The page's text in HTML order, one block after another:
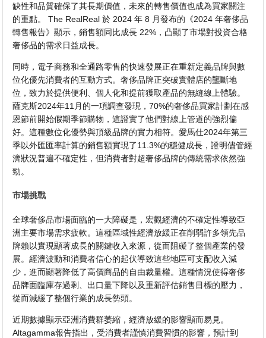
缺性和品質確保了其長期價值，未來的轉售價值也成為買家關注
的重點。 The RealReal 於 2024 年 8 月發布的《2024 年奢侈品
轉售報告》顯示，銷售額同比成長 22%，凸顯了市場對投資合格
奢侈品的需求日益成長。
同時，電子商務和全通路零售的快速發展正在重新定義品牌與數
位化優先消費者的互動方式。奢侈品牌正突破實體店的壟斷地
位，致力於提供便利、個人化和提前獲取產品的無縫線上體驗。
薩克斯2024年11月的一項調查發現，70%的奢侈品買家計劃在感
恩節前開始假期季節購物，這證實了他們對線上管道的強烈偏
好。這種數位化優勢與頂級品牌的實力相符。愛馬仕2024年第三
季以外匯匯率計算的銷售額實現了11.3%的穩健成長，證明儘管經
濟狀況普遍不確定性，但消費者對超奢侈品牌的傳統需求依然強
勁。
市場挑戰
全球奢侈品市場面臨的一大障礙是，宏觀經濟的不確定性導致亞
洲主要市場需求疲軟。這種區域性經濟放緩正在削弱許多領先品
牌賴以實現顯著成長的關鍵收入來源，從而阻礙了整個產業的發
展。經濟波動和消費者信心的起伏導致這些地區可支配收入減
少，進而顯著降低了高價商品的自由裁量權。這種情況使得奢侈
品牌面臨庫存過剩、出口量下降以及重新評估銷售目標的壓力，
從而減緩了整個行業的成長勢頭。
近期數據顯示亞洲消費群萎縮，經濟放緩的影響顯而易見。
Altagamma報告指出，受消費者謹慎消費習慣的影響，預計到